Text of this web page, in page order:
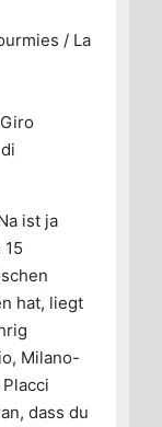
/ La
ist ja
hat, liegt
Milano-
dass du